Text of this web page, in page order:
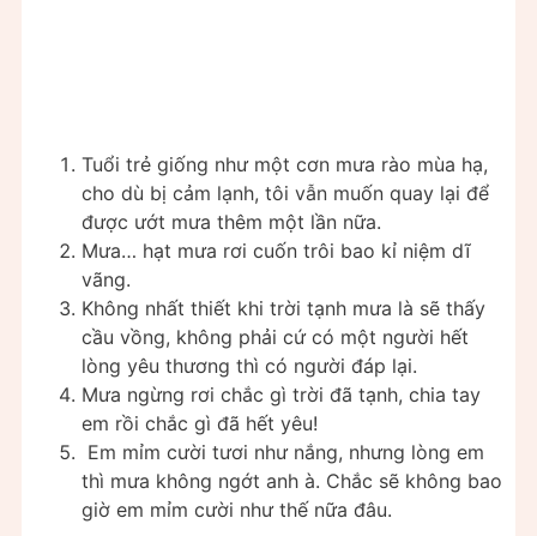
Tuổi trẻ giống như một cơn mưa rào mùa hạ,
cho dù bị cảm lạnh, tôi vẫn muốn quay lại để
được ướt mưa thêm một lần nữa.
Mưa… hạt mưa rơi cuốn trôi bao kỉ niệm dĩ
vãng.
Không nhất thiết khi trời tạnh mưa là sẽ thấy
cầu vồng, không phải cứ có một người hết
lòng yêu thương thì có người đáp lại.
Mưa ngừng rơi chắc gì trời đã tạnh, chia tay
em rồi chắc gì đã hết yêu!
Em mỉm cười tươi như nắng, nhưng lòng em
thì mưa không ngớt anh à. Chắc sẽ không bao
giờ em mỉm cười như thế nữa đâu.